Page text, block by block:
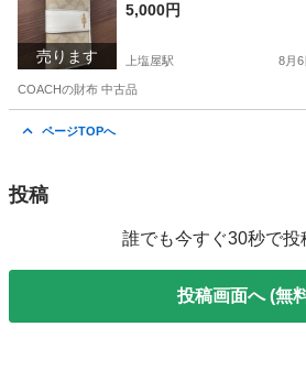
チョコレートファウンテン
売ります
5,000円
上塩屋駅 8月6
COACHの財布 中古品
ページTOPへ
投稿
誰でも今すぐ30秒で投
投稿画面へ (無